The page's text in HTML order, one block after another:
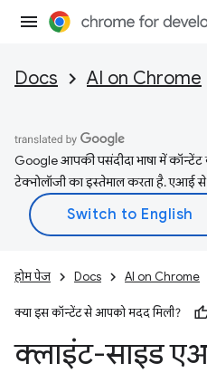
Docs AI on Chrome
Google आपकी पसंदीदा भाषा में
टेक्नोलॉजी का इस्तेमाल करता है. एआई से
होम पेज Docs AI on Chrome
क्या इस कॉन्टेंट से आपको मदद मिली?
क्लाइंट-साइड